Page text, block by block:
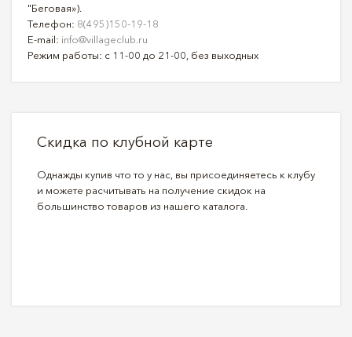
"Беговая»).
Телефон: 8(495)150-19-18
E-mail: info@villageclub.ru
Режим работы: с 11-00 до 21-00, без выходных
Скидка по клубной карте
Однажды купив что то у нас, вы присоединяетесь к клубу
и можете расчитывать на получение скидок на
большинство товаров из нашего каталога.